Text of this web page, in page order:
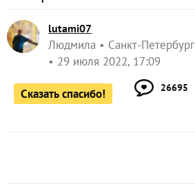
lutami07
Людмила
Санкт-Петербург
29 июля 2022, 17:09
Сказать спасибо! 26695